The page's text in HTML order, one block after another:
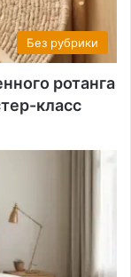
Без рубрики
ротанга
класс